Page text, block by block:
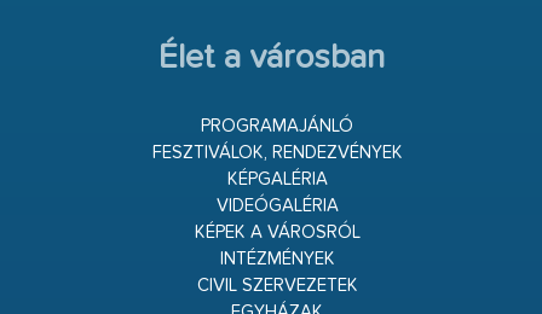
Élet a városban
PROGRAMAJÁNLÓ
FESZTIVÁLOK, RENDEZVÉNYEK
KÉPGALÉRIA
VIDEÓGALÉRIA
KÉPEK A VÁROSRÓL
INTÉZMÉNYEK
CIVIL SZERVEZETEK